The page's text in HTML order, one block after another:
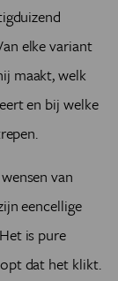
elke variant
maakt, welk
en bij welke
van
eencellige
is pure
dat het klikt.